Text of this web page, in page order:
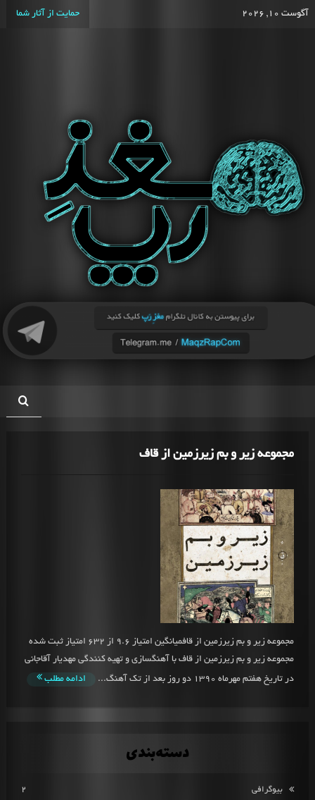
آگوست 10, 2026 حمایت از آثار شما
مجموعه زیر و بم زیرزمین از قاف
مجموعه زیر و بم زیرزمین از قافمیانگین امتیاز 9.6 از 632 امتیاز ثبت شده
مجموعه زیر و بم زیرزمین از قاف با آهنگسازی و تهیه کنندگی مهدیار آقاجانی
در تاریخ هفتم مهرماه 1390 دو روز بعد از تک آهنگ... ادامه مطلب
دسته‌بندی
بیوگرافی 2